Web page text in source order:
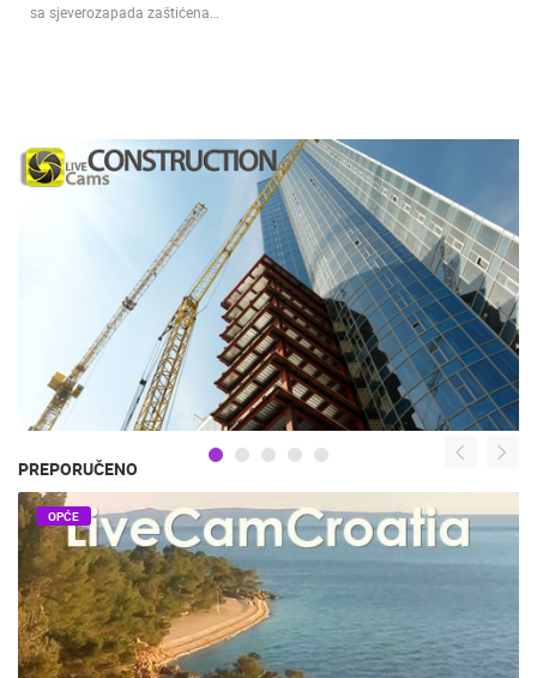
sa sjeverozapada zaštićena…
PREPORUČENO
OPĆE